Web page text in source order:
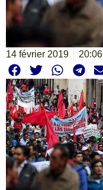
14 février 2019 20:06